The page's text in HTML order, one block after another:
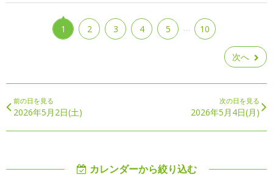
1 2 3 4 5 … 10
次へ
前の日を見る
2026年5月2日(土)
次の日を見る
2026年5月4日(月)
カレンダーから絞り込む